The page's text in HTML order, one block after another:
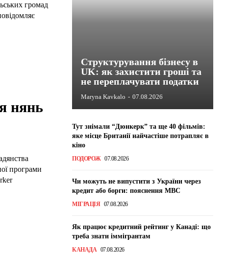
громад
нянь
програми
Структурування бізнесу в
UK: як захистити гроші та
не переплачувати податки
Maryna Kavkalo - 07.08.2026
Тут знімали “Дюнкерк” та ще 40 фільмів:
яке місце Британії найчастіше потрапляє в
кіно
ПОДОРОЖ 07.08.2026
Чи можуть не випустити з України через
кредит або борги: пояснення МВС
МІГРАЦІЯ 07.08.2026
Як працює кредитний рейтинг у Канаді: що
треба знати іммігрантам
КАНАДА 07.08.2026